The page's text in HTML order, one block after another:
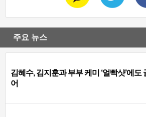
주요 뉴스
김혜수, 김지훈과 부부 케미 ‘얼빡샷’에도
어